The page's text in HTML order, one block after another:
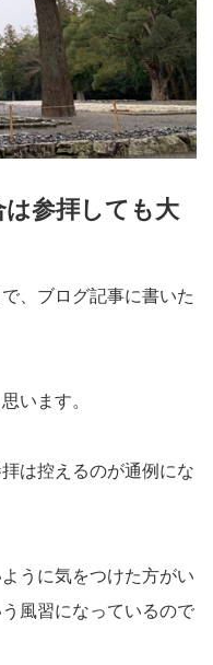
は参拝しても大
、ブログ記事に書いた
います。
は控えるのが通例にな
うに気をつけた方がい
風習になっているので